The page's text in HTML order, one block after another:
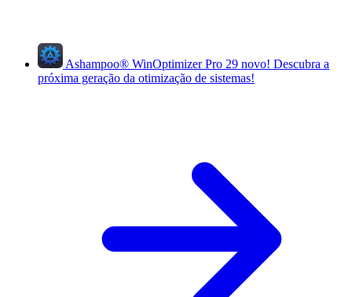
Ashampoo® WinOptimizer Pro 29 novo! Descubra a
próxima geração da otimização de sistemas!